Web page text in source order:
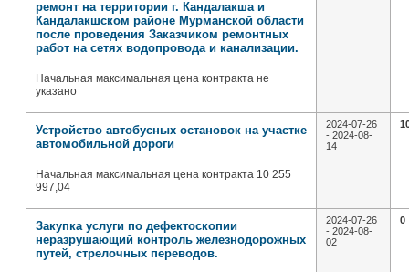
ремонт на территории г. Кандалакша и
Кандалакшском районе Мурманской области
после проведения Заказчиком ремонтных
работ на сетях водопровода и канализации.
Начальная максимальная цена контракта не
указано
Устройство автобусных остановок на участке
автомобильной дороги
Начальная максимальная цена контракта 10 255
997,04
2024-07-26
- 2024-08-
14
Закупка услуги по дефектоскопии
неразрушающий контроль железнодорожных
путей, стрелочных переводов.
2024-07-26
- 2024-08-
02
0